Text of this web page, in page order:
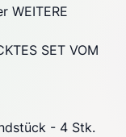
WEITERE
SET VOM
- 4 Stk.